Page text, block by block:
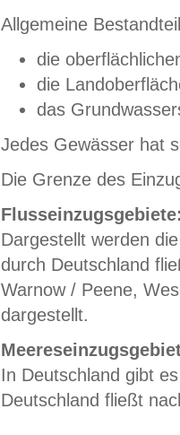
Allgemeine
die
die
das
Jedes Gewässer hat
Die Grenze des
Dargestellt werden
durch Deutschland
Warnow / Peene,
dargestellt.
In Deutschland gibt
Deutschland fließt